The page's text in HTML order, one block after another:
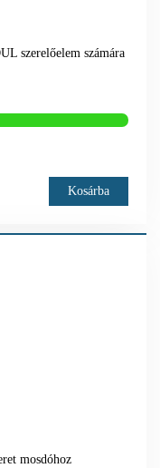
szerelőelem számára
Kosárba
mosdóhoz